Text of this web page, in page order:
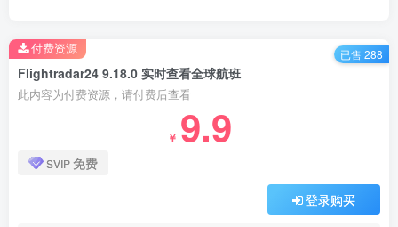
Flightradar24 9.18.0 实时查看全球航班
此内容为付费资源，请付费后查看
￥ 9.9
SVIP免费
登录购买
付费资源 已售 288